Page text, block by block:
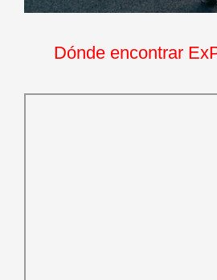
Dónde encontrar